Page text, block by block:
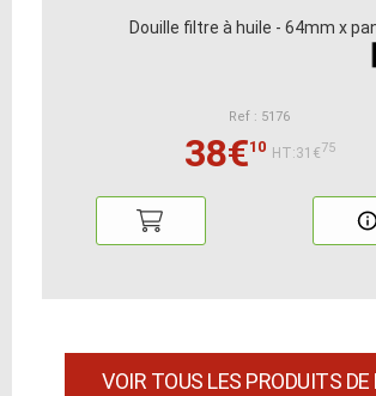
Douille filtre à huile - 64mm x
Ref : 5176
38€10 HT:31€75
VOIR TOUS LES PRODUITS DE